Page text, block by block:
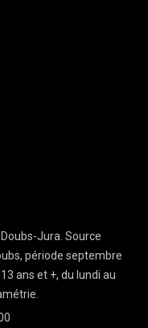
Jura. Source
période septembre
ans et +, du lundi au